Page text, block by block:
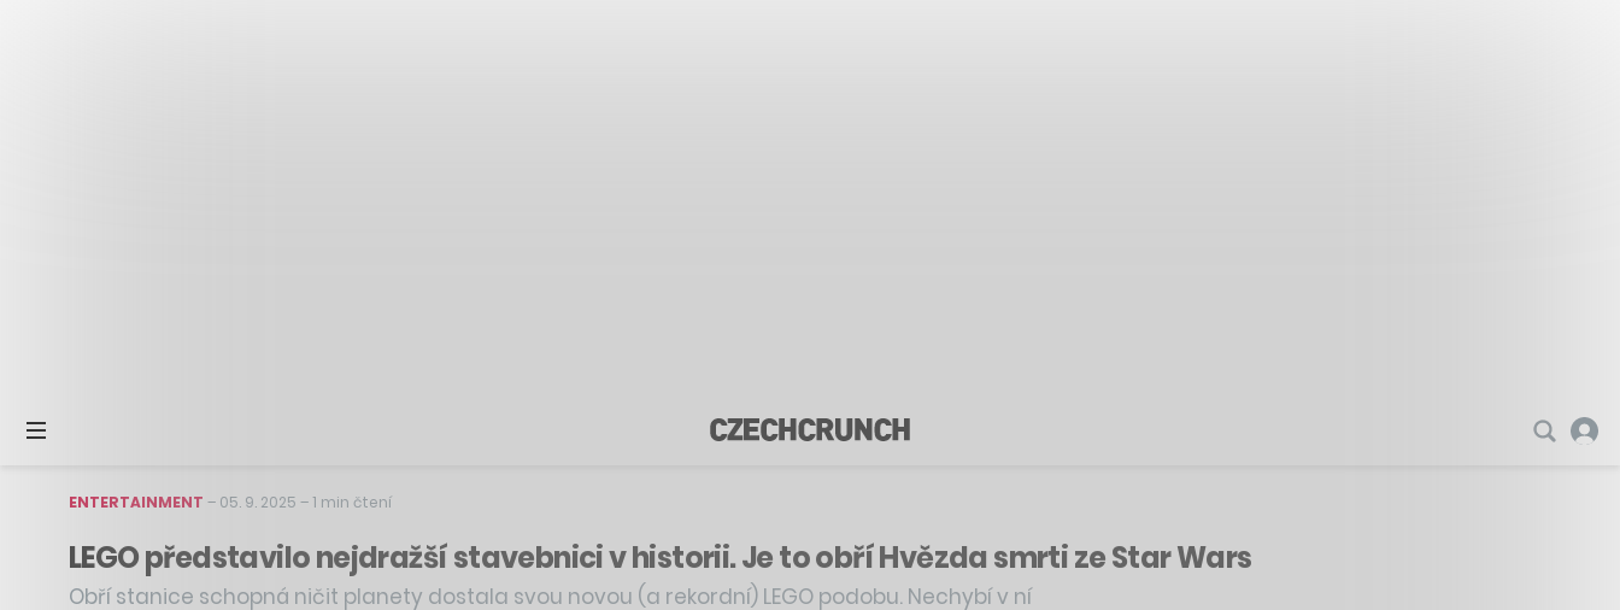
ENTERTAINMENT – 05. 9. 2025 –1 min čtení
LEGO představilo nejdražší stavebnici v historii. Je to obří Hvězda smrti ze Star Wars
Obří stanice schopná ničit planety dostala svou novou (a rekordní) LEGO podobu. Nechybí v ní